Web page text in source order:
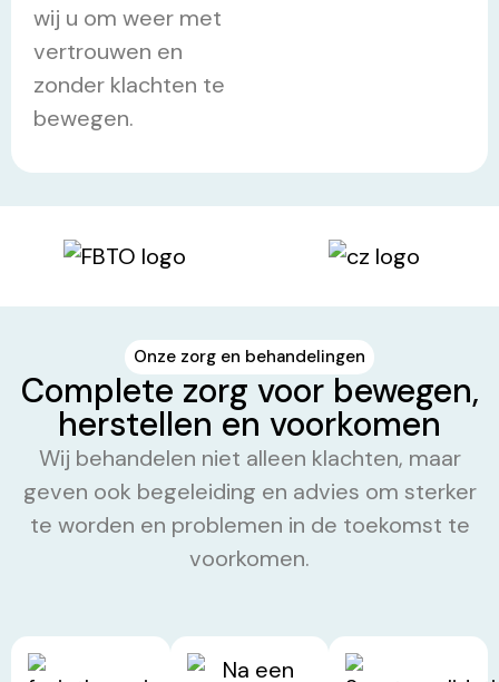
wij u om weer met
vertrouwen en
zonder klachten te
bewegen.
Onze zorg en behandelingen
Complete zorg voor bewegen,
herstellen en voorkomen
Wij behandelen niet alleen klachten, maar
geven ook begeleiding en advies om sterker
te worden en problemen in de toekomst te
voorkomen.